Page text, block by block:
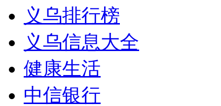
义乌排行榜
义乌信息大全
健康生活
中信银行